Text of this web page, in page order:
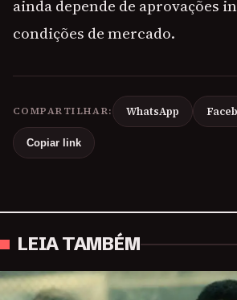
ainda depende de aprovações
condições de mercado.
COMPARTILHAR: WhatsApp
Copiar link
LEIA TAMBÉM